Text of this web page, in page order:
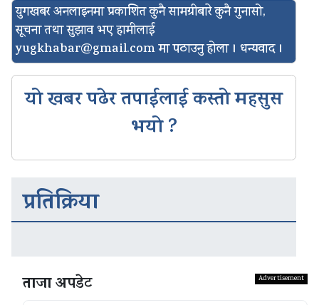
युगखबर अनलाइनमा प्रकाशित कुनै सामग्रीबारे कुनै गुनासो,
सूचना तथा सुझाव भए हामीलाई
yugkhabar@gmail.comमा पठाउनु होला । धन्यवाद ।
यो खबर पढेर तपाईलाई कस्तो महसुस
भयो ?
प्रतिक्रिया
ताजा अपडेट